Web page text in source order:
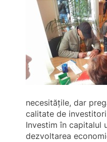
necesităţile, dar
calitate de
Investim în capitalul
dezvoltarea